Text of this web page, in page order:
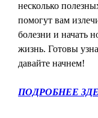
несколько
помогут вам
болезни и начать
жизнь. Готовы
давайте начнем!
ПОДРОБНЕЕ